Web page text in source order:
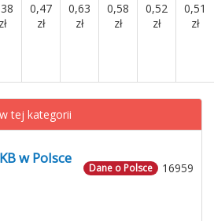
zł
0,47
zł
0,63
zł
0,58
zł
0,52
zł
0,51
zł
tej kategorii
16959
Dane o Polsce
w Polsce